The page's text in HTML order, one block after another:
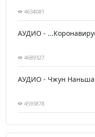
4634081
АУДИО -
4689327
АУДИО - Чжун
4593878